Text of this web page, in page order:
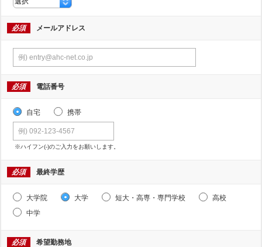
必須 メールアドレス
必須 電話番号
自宅 携帯
※ハイフン(-)のご入力をお願いします。
必須 最終学歴
大学院 大学 短大・高専・専門学校
高校
中学
必須 希望勤務地